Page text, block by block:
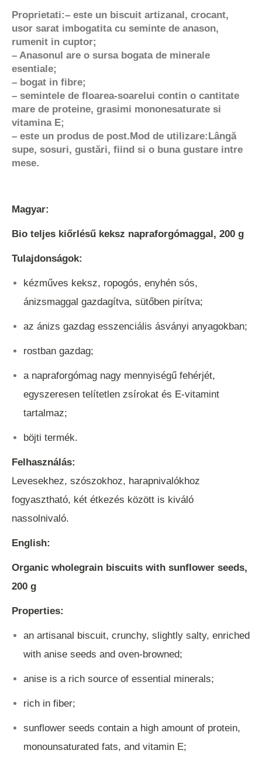
Proprietati:– este un biscuit artizanal, crocant,
usor sarat imbogatita cu seminte de anason,
rumenit in cuptor;
– Anasonul are o sursa bogata de minerale
esentiale;
– bogat in fibre;
– semintele de floarea-soarelui contin o cantitate
mare de proteine, grasimi mononesaturate si
vitamina E;
– este un produs de post.Mod de utilizare:Lângă
supe, sosuri, gustări, fiind si o buna gustare intre
mese.
Magyar:
Bio teljes kiőrlésű keksz napraforgómaggal, 200 g
Tulajdonságok:
kézműves keksz, ropogós, enyhén sós,
ánizsmaggal gazdagítva, sütőben pirítva;
az ánizs gazdag esszenciális ásványi anyagokban;
rostban gazdag;
a napraforgómag nagy mennyiségű fehérjét,
egyszeresen telítetlen zsírokat és E-vitamint
tartalmaz;
böjti termék.
Felhasználás:
Levesekhez, szószokhoz, harapnivalókhoz
fogyasztható, két étkezés között is kiváló
nassolnivaló.
English:
Organic wholegrain biscuits with sunflower seeds,
200 g
Properties:
an artisanal biscuit, crunchy, slightly salty, enriched
with anise seeds and oven-browned;
anise is a rich source of essential minerals;
rich in fiber;
sunflower seeds contain a high amount of protein,
monounsaturated fats, and vitamin E;